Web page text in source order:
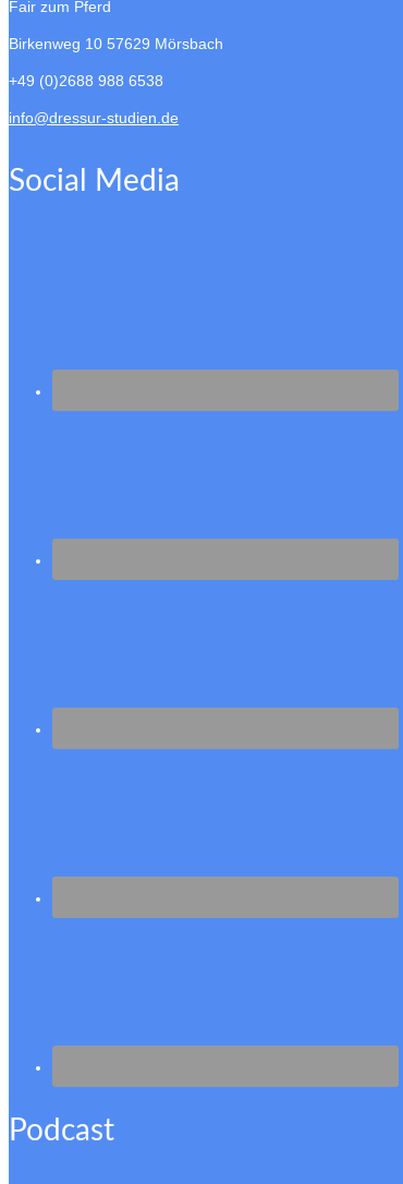
Fair zum Pferd
Birkenweg 10 57629 Mörsbach
+49 (0)2688 988 6538
info@dressur-studien.de
Social Media
Podcast